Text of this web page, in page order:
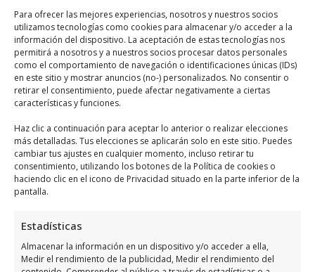
Para ofrecer las mejores experiencias, nosotros y nuestros socios
utilizamos tecnologías como cookies para almacenar y/o acceder a la
información del dispositivo. La aceptación de estas tecnologías nos
permitirá a nosotros y a nuestros socios procesar datos personales
como el comportamiento de navegación o identificaciones únicas (IDs)
en este sitio y mostrar anuncios (no-) personalizados. No consentir o
retirar el consentimiento, puede afectar negativamente a ciertas
características y funciones.
Haz clic a continuación para aceptar lo anterior o realizar elecciones
más detalladas. Tus elecciones se aplicarán solo en este sitio. Puedes
cambiar tus ajustes en cualquier momento, incluso retirar tu
consentimiento, utilizando los botones de la Política de cookies o
haciendo clic en el icono de Privacidad situado en la parte inferior de la
pantalla.
Estadísticas
Almacenar la información en un dispositivo y/o acceder a ella,
Medir el rendimiento de la publicidad, Medir el rendimiento del
Como llegar a EstacióN De
Servicio Cepsa
EstacióN De Servicio Cepsase encuentra
ubicado en N-332, PK: 46, 03189 Dehesa de
Campoamor, Alicante, España, utiliza el
habilitar este contenido